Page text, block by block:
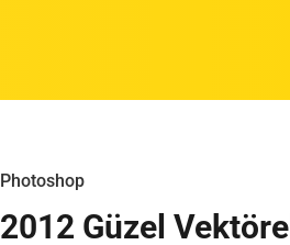
Photoshop
2012 Güzel Vektörel